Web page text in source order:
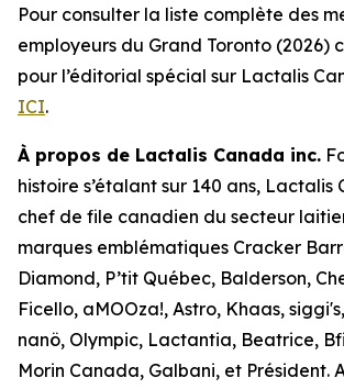
Pour consulter la liste complète des
employeurs du Grand Toronto (2026)
pour l’éditorial spécial sur Lactalis
ICI.
À propos de Lactalis Canada inc.
histoire s’étalant sur 140 ans, Lactalis
chef de file canadien du secteur
marques emblématiques Cracker
Diamond, P’tit Québec, Balderson,
Ficello, aMOOza!, Astro, Khaas,
nanö, Olympic, Lactantia, Beatrice,
Morin Canada, Galbani, et Président.